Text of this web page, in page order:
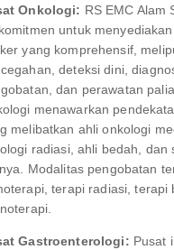
Onkologi: RS EMC Alam
untuk
yang komprehensif,
deteksi dini,
dan perawatan
menawarkan
melibatkan ahli onkologi
radiasi, ahli bedah, dan
Modalitas pengobatan
terapi radiasi, terapi
Gastroenterologi: Pusat